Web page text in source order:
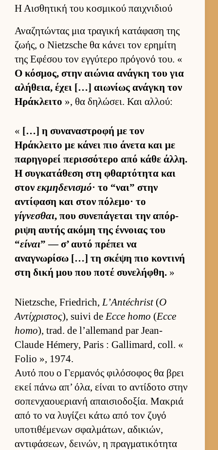
Η Αισθητική του κοσμικού παιχνιδιού
Αναζητώντας μια τραγική κατάφαση της
ζωής, ο Nietzsche θα κάνει τον ερημίτη
της Εφέσου τον εγ­γύτερο πρόγονό του. «
Ο κόσμος, στην αιώνια ανάγκη του για
αλήθεια, έχει […] αιω­νίως ανάγκη τον
Ηράκλειτο », θα δηλώσει. Και αλ­λού:
« […] η συναναστροφή με τον
Ηράκλειτο με κάνει πιο άνετα και με
παρηγορεί περισ­σότερο από κάθε άλ­λη.
Η συγκατάθεση στη φθαρ­τότητα και
στον εκμηδενισμό· το “ναι” στην
αντίφαση και στον πόλεμο· το
γίγνεσθαι, που συνεπάγεται την απόρ­
ριψη αυ­τής ακόμη της έν­νοιας του
“είναι” — σ’ αυτό πρέπει να
αναγνωρίσω […] τη σκέψη πιο κοντινή
στη δική μου που ποτέ συνελήφθη. »
Nietzsche, Friedrich,L’Antéchrist(Ο
Αντίχριστος), suivi deEcce homo (Ecce
homo), trad. de l’allemand par Jean-
Claude Hémery, Paris : Gallimard, coll. «
Folio », 1974.
Αυτό που ο Γερ­μανός φιλόσοφος θα βρει
εκεί πάνω απ’ όλα, εί­ναι το αντίδοτο στην
σοπεν­χαου­εριανή απαι­σιο­δοξία. Μακριά
από το να λυγίζει κάτω από τον ζυγό
υποτιθέμενων σφαλ­μάτων, αδικιών,
αντιφάσεων, δει­νών, η πραγ­ματικότητα